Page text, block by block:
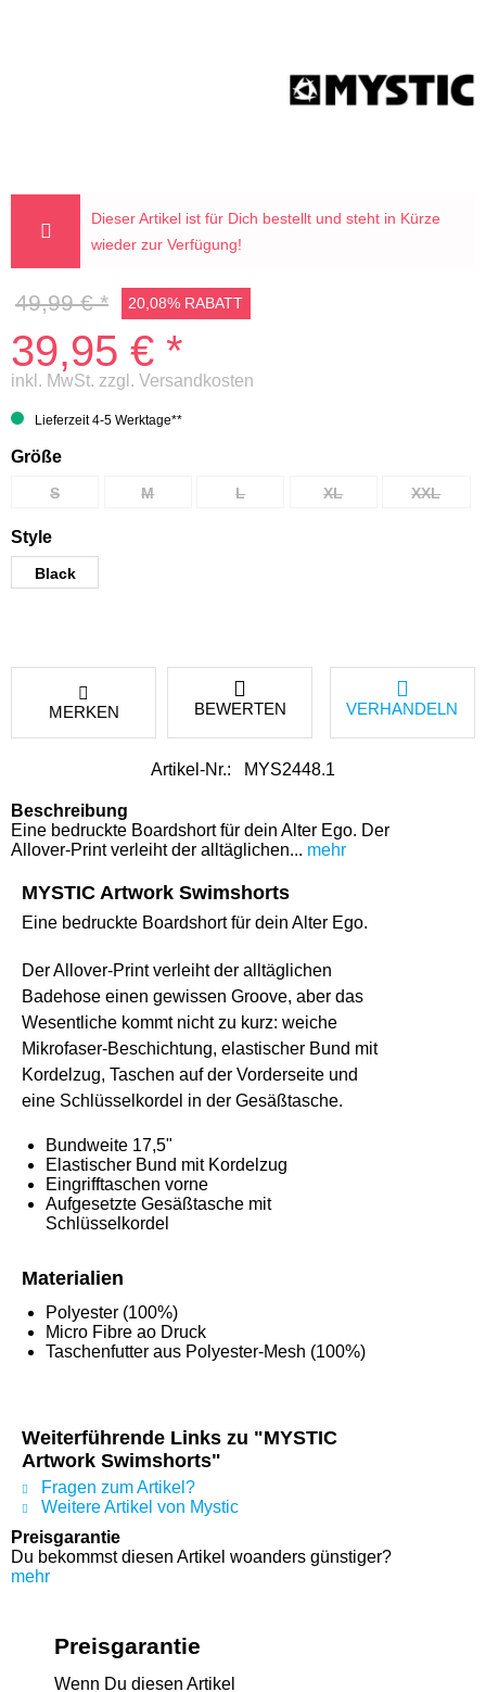
Dieser Artikel ist für Dich bestellt und steht in Kürze
wieder zur Verfügung!
39,95 € *
inkl. MwSt. zzgl. Versandkosten
49,99 € * 20,08% RABATT
Lieferzeit 4-5 Werktage**
Größe
S M L XL XXL
Style
Black
MERKEN BEWERTEN VERHANDELN
Artikel-Nr.: MYS2448.1
Beschreibung
Eine bedruckte Boardshort für dein Alter Ego. Der
Allover-Print verleiht der alltäglichen... mehr
MYSTIC Artwork Swimshorts
Eine bedruckte Boardshort für dein Alter Ego.
Der Allover-Print verleiht der alltäglichen
Badehose einen gewissen Groove, aber das
Wesentliche kommt nicht zu kurz: weiche
Mikrofaser-Beschichtung, elastischer Bund mit
Kordelzug, Taschen auf der Vorderseite und
eine Schlüsselkordel in der Gesäßtasche.
Bundweite 17,5"
Elastischer Bund mit Kordelzug
Eingrifftaschen vorne
Aufgesetzte Gesäßtasche mit
Schlüsselkordel
Materialien
Polyester (100%)
Micro Fibre ao Druck
Taschenfutter aus Polyester-Mesh (100%)
Weiterführende Links zu "MYSTIC
Artwork Swimshorts"
Fragen zum Artikel?
Weitere Artikel von Mystic
Preisgarantie
Du bekommst diesen Artikel woanders günstiger?
mehr
Preisgarantie
Wenn Du diesen Artikel